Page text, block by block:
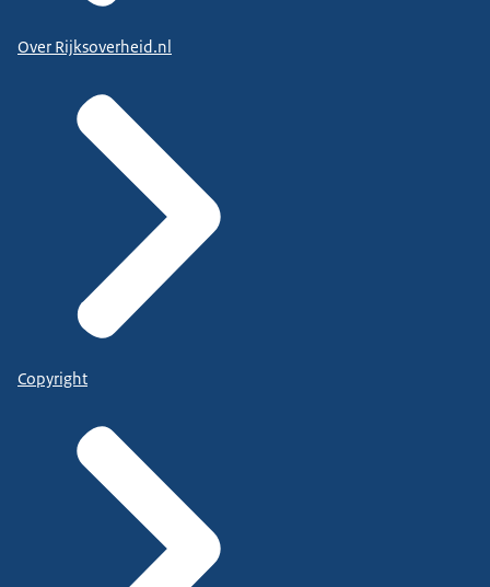
Over Rijksoverheid.nl
Copyright